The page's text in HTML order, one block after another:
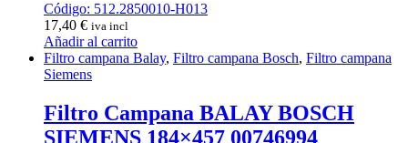
Código: 512.2850010-H013
17,40 € iva incl
Añadir al carrito
Filtro campana Balay, Filtro campana Bosch, Filtro campana
Siemens
Filtro Campana BALAY BOSCH
SIEMENS 184×457 00746994